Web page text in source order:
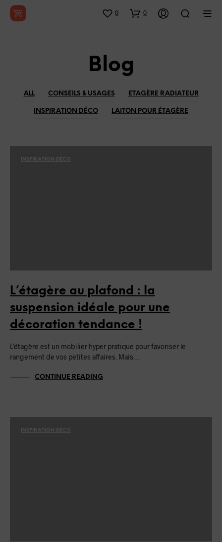
0 0
Blog
ALL CONSEILS & USAGES ETAGÈRE RADIATEUR
INSPIRATION DÉCO LAITON POUR ÉTAGÈRE
INSPIRATION DÉCO
L’étagère au plafond : la
suspension idéale pour une
décoration tendance !
L’étagère est un mobilier hyper pratique pour favoriser le
rangement de vos petites affaires. Mais…
CONTINUE READING
INSPIRATION DÉCO